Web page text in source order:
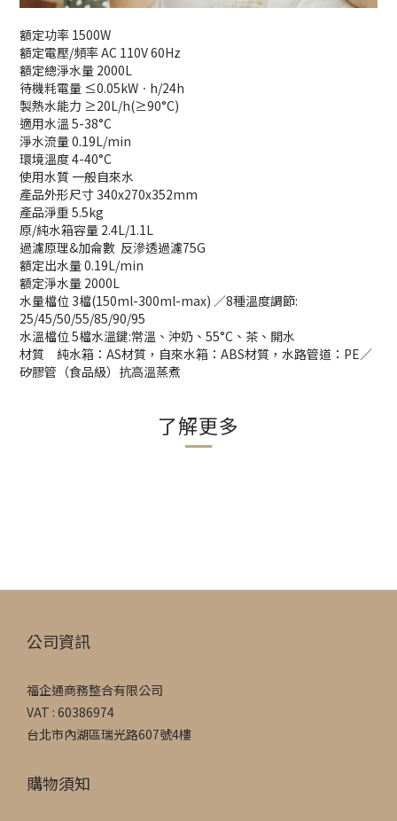
額定功率 1500W
額定電壓/頻率 AC 110V 60Hz
額定總淨水量 2000L
待機粍電量 ≤0.05kWㆍh/24h
製熱水能力 ≥20L/h(≥90°C)
適用水溫 5-38°C
淨水流量 0.19L/min
環境溫度 4-40°C
使用水質 一般自來水
產品外形尺寸 340x270x352mm
產品淨重 5.5kg
原/純水箱容量 2.4L/1.1L
過濾原理&加侖數 反滲透過濾75G
額定出水量 0.19L/min
額定淨水量 2000L
水量檔位 3檔(150ml-300ml-max) ／8種溫度調節:
25/45/50/55/85/90/95
水溫檔位 5檔水溫鍵:常溫、沖奶、55°C、茶、開水
材質 純水箱：AS材質，自來水箱：ABS材質，水路管道：PE／
矽膠管（食品級）抗高溫蒸煮
了解更多
公司資訊
福企通商務整合有限公司
VAT : 60386974
台北市內湖區瑞光路607號4樓
購物須知